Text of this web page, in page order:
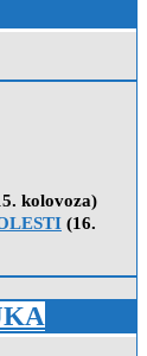
kolovoza)
(16.